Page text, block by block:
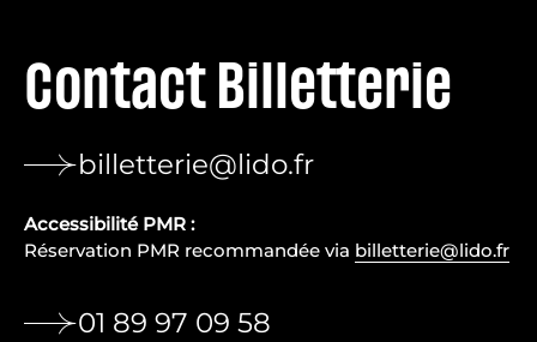
Contact Billetterie
billetterie@lido.fr
Accessibilité PMR :
Réservation PMR recommandée via billetterie@lido.fr
01 89 97 09 58